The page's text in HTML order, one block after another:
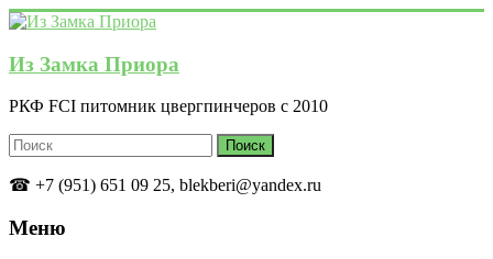
Перейти
содержимому
Из Замка Приора
РКФ FCI питомник цвергпинчеров с 2010
☎ +7 (951) 651 09 25, blekberi@yandex.ru
Меню